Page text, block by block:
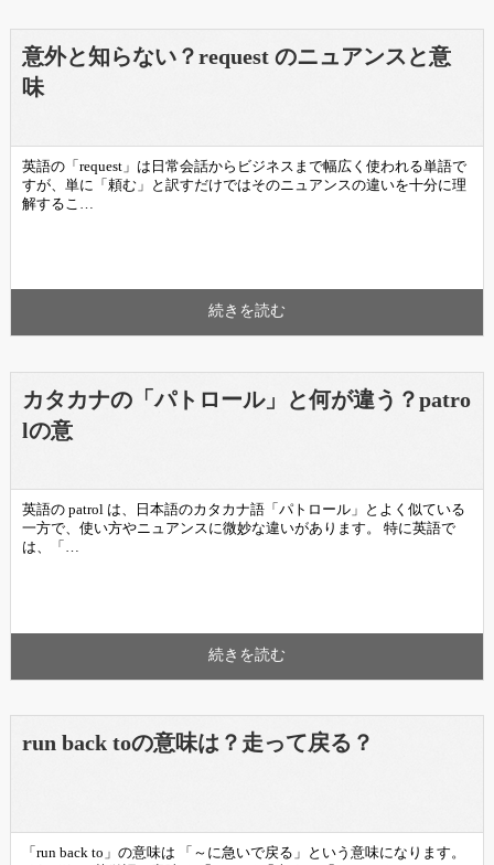
意外と知らない？request のニュアンスと意
味
英語の「request」は日常会話からビジネスまで幅広く使われる単語で
すが、単に「頼む」と訳すだけではそのニュアンスの違いを十分に理
解するこ…
続きを読む
カタカナの「パトロール」と何が違う？patro
lの意
英語の patrol は、日本語のカタカナ語「パトロール」とよく似ている
一方で、使い方やニュアンスに微妙な違いがあります。 特に英語で
は、「…
続きを読む
run back toの意味は？走って戻る？
「run back to」の意味は 「～に急いで戻る」という意味になります。